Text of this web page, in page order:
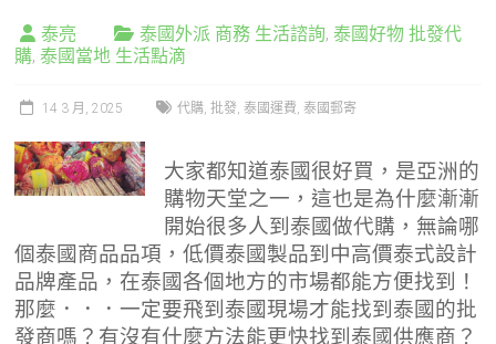
泰亮 泰國外派 商務 生活諮詢,泰國好物 批發代
購,泰國當地 生活點滴
14 3 月, 2025 代購,批發,泰國運費,泰國郵寄
大家都知道泰國很好買，是亞洲的
購物天堂之一，這也是為什麼漸漸
開始很多人到泰國做代購，無論哪
個泰國商品品項，低價泰國製品到中高價泰式設計
品牌產品，在泰國各個地方的市場都能方便找到！
那麼．．．一定要飛到泰國現場才能找到泰國的批
發商嗎？有沒有什麼方法能更快找到泰國供應商？